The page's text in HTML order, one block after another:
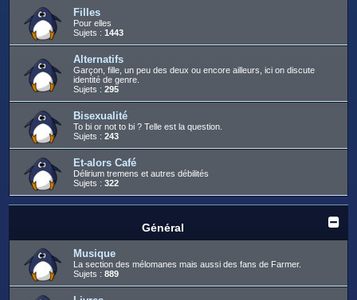
Filles
Pour elles
Sujets : 1443
Alternatifs
Garçon, fille, un peu des deux ou encore ailleurs, ici on discute
identité de genre.
Sujets : 295
Bisexualité
To bi or not to bi ? Telle est la question.
Sujets : 243
Et-alors Café
Délirium tremens et autres débilités
Sujets : 322
Général
Musique
La section des mélomanes mais aussi des fans de Farmer.
Sujets : 889